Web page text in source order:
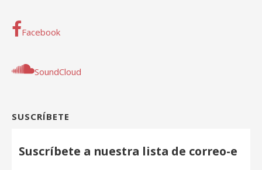
Facebook
SoundCloud
SUSCRÍBETE
Suscríbete a nuestra lista de correo-e